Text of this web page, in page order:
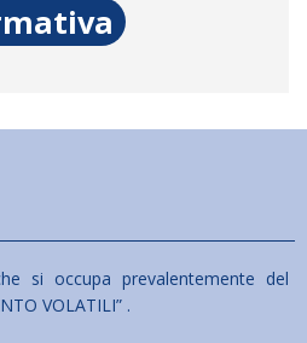
si occupa prevalentemente del
VOLATILI” .